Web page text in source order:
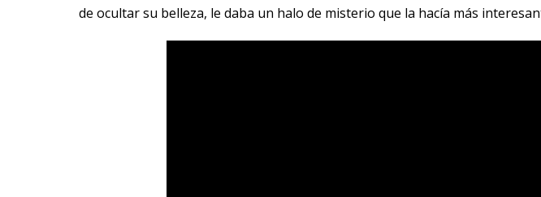
de ocultar su belleza, le daba un halo de misterio que la hacía más